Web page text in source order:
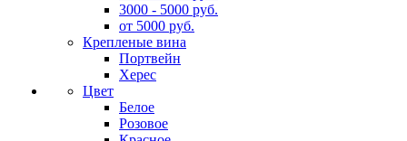
3000 - 5000 руб.
от 5000 руб.
Крепленые вина
Портвейн
Херес
Цвет
Белое
Розовое